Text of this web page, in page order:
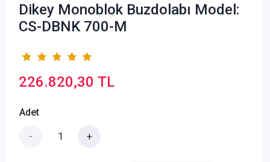
Dikey Monoblok Buzdolabı Model:
CS-DBNK 700-M
226.820,30 TL
Adet
- +